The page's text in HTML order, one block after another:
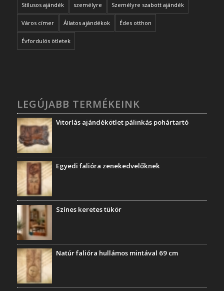
Stílusos ajándék személyre Személyre szabott ajándék
Város címer Állatos ajándékok Édes otthon
Évfordulós ötletek
LEGÚJABB TERMÉKEINK
Vitorlás ajándékötlet pálinkás pohártartó
Egyedi falióra zenekedvelőknek
Színes keretes tükör
Natúr falióra hullámos mintával 69 cm